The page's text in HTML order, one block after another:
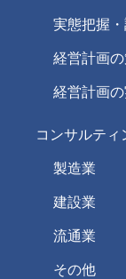
実態把握
経営計画
経営計画の
コンサルティ
製造業
建設業
流通業
その他